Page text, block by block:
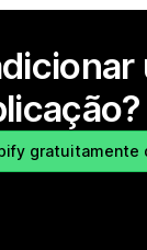
gratuitamente